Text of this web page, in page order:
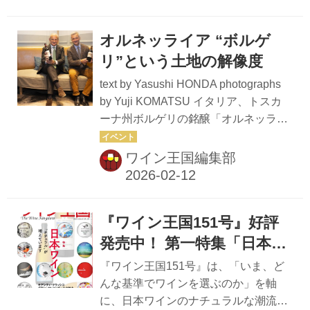
より10名のトップバーテンダーが一堂
に会する。当日は、フリーフローで各
ごとのカクテルを自由にテイスティン
グし、それぞれの背景にあるストーリ
ーや独自のスタイルを体験できる。東
京エディション虎ノ門を象徴する
「Gold Bar at EDITI...
オルネッライア “ボルゲ
リ”という土地の解像度
text by Yasushi HONDA photographs
by Yuji KOMATSU イタリア、トスカ
ーナ州ボルゲリの銘醸「オルネッライ
ア」。1981年にロドヴィコ・アンティ
ノリ氏によって設立され、85年に初ヴ
ィンテージをリリース。名門フレスコ
を魅了し続けている。オルネッライア
CEOランベルト・フレスコバルディ侯
バルシメッリ氏が来日し『オルネッラ
イア』2022年ヴィンテージ試飲セミナ
ワイン王国編集部
『ワイン王国151号』好評
発売中！ 第一特集「日本ワ
イン“ナチュラルが増えて
います”」 第二特集「頂点
を成す キアンティ・クラ
『ワイン王国151号』は、「いま、ど
んな基準でワインを選ぶのか」を軸
に、日本ワインのナチュラルな潮流、